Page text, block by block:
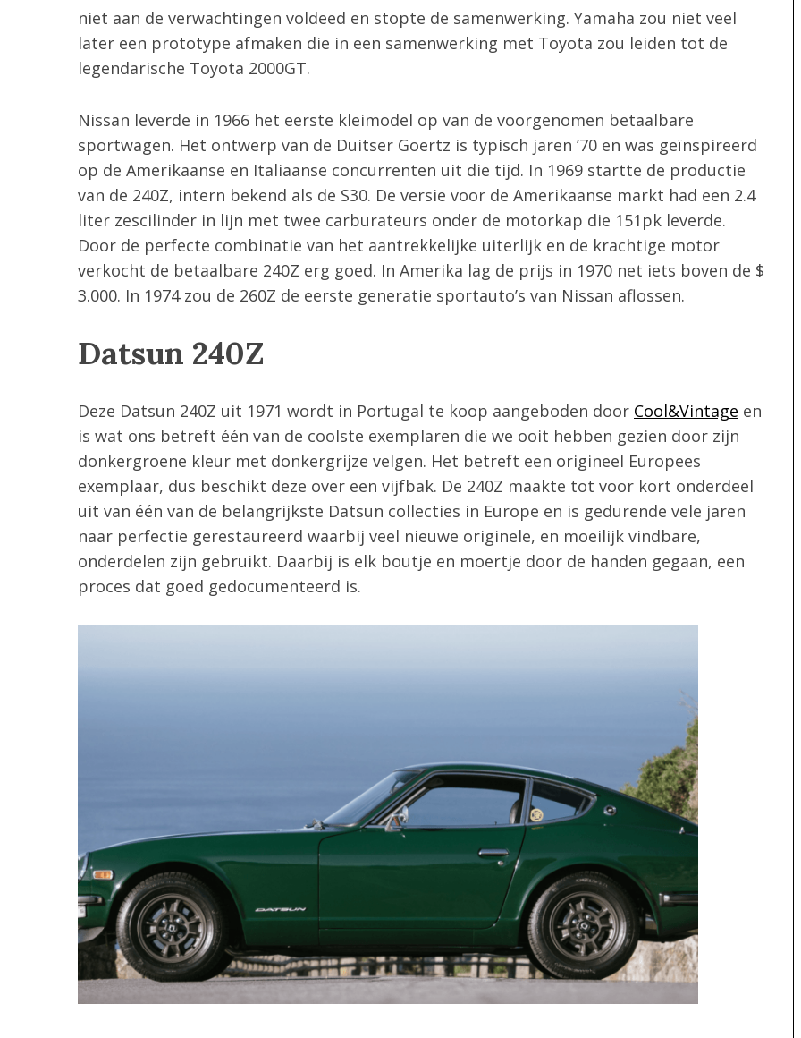
niet aan de verwachtingen voldeed en stopte de samenwerking. Yamaha zou niet veel
later een prototype afmaken die in een samenwerking met Toyota zou leiden tot de
legendarische Toyota 2000GT.
Nissan leverde in 1966 het eerste kleimodel op van de voorgenomen betaalbare
sportwagen. Het ontwerp van de Duitser Goertz is typisch jaren ’70 en was geïnspireerd
op de Amerikaanse en Italiaanse concurrenten uit die tijd. In 1969 startte de productie
van de 240Z, intern bekend als de S30. De versie voor de Amerikaanse markt had een 2.4
liter zescilinder in lijn met twee carburateurs onder de motorkap die 151pk leverde.
Door de perfecte combinatie van het aantrekkelijke uiterlijk en de krachtige motor
verkocht de betaalbare 240Z erg goed. In Amerika lag de prijs in 1970 net iets boven de $
3.000. In 1974 zou de 260Z de eerste generatie sportauto’s van Nissan aflossen.
Datsun 240Z
Deze Datsun 240Z uit 1971 wordt in Portugal te koop aangeboden door Cool&Vintage en
is wat ons betreft één van de coolste exemplaren die we ooit hebben gezien door zijn
donkergroene kleur met donkergrijze velgen. Het betreft een origineel Europees
exemplaar, dus beschikt deze over een vijfbak. De 240Z maakte tot voor kort onderdeel
uit van één van de belangrijkste Datsun collecties in Europe en is gedurende vele jaren
naar perfectie gerestaureerd waarbij veel nieuwe originele, en moeilijk vindbare,
onderdelen zijn gebruikt. Daarbij is elk boutje en moertje door de handen gegaan, een
proces dat goed gedocumenteerd is.
S
f
o
: